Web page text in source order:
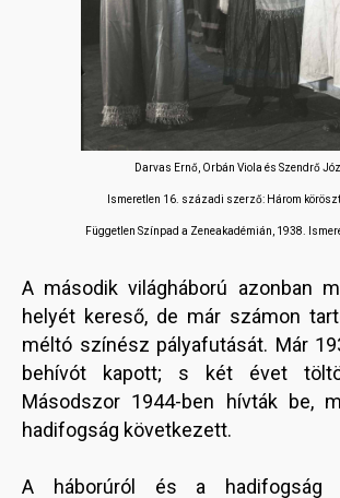
Darvas Ernő, Orbán Viola és Szendrő
Ismeretlen 16. századi szerző: Három
Független Színpad a Zeneakadémián, 1938.
A második világháború azonban
helyét kereső, de már számon
méltó színész pályafutását. Már
behívót kapott; s két évet
Másodszor 1944-ben hívták be,
hadifogság következett.
A háborúról és a hadifogság